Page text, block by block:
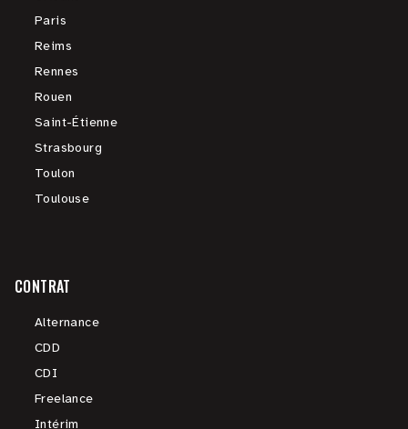
Paris
Reims
Rennes
Rouen
Saint-Étienne
Strasbourg
Toulon
Toulouse
CONTRAT
Alternance
CDD
CDI
Freelance
Intérim